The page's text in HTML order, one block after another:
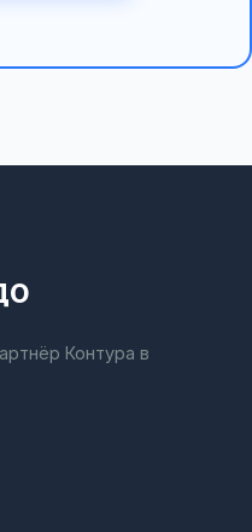
Контура в